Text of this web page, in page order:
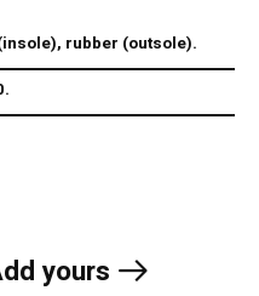
rubber (outsole).
yours